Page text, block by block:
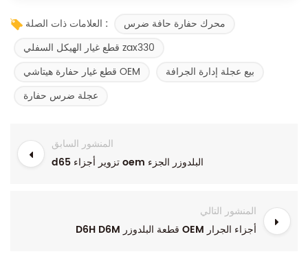
العلامات ذات الصلة :
محرك حفارة حافة ضرس
قطع غيار الهيكل السفلي zax330
قطع غيار حفارة هيتاشي OEM
بيع عجلة إدارة الجرافة
عجلة ضرس حفارة
المنشور السابق
d65 تزوير أجزاء oem البلدوزر الجزء
المنشور التالي
D6H D6M قطعة البلدوزر OEM أجزاء الجرار